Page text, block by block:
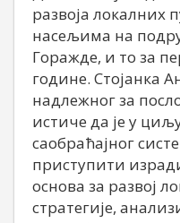
развоја локалних
насељима на
Горажде, и то за
године. Стојанка
надлежног за
истиче да је у
саобраћајног
приступити
основа за развој
стратегије,